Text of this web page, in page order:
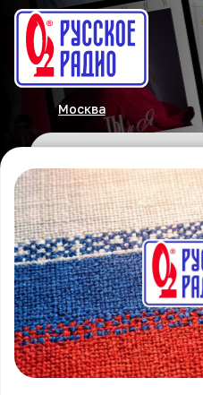
Москва